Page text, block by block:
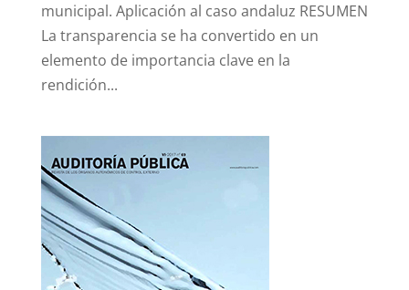
municipal. Aplicación al caso andaluz RESUMEN
La transparencia se ha convertido en un
elemento de importancia clave en la
rendición...